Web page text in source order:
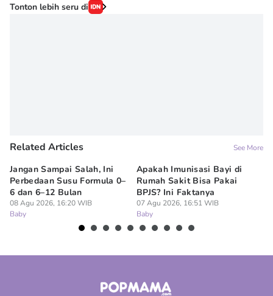
Tonton lebih seru di
Related Articles See More
Jangan Sampai Salah, Ini
Perbedaan Susu Formula 0–
6 dan 6–12 Bulan
08 Agu 2026, 16:20 WIB
Baby
Apakah Imunisasi Bayi di
Rumah Sakit Bisa Pakai
BPJS? Ini Faktanya
07 Agu 2026, 16:51 WIB
Baby